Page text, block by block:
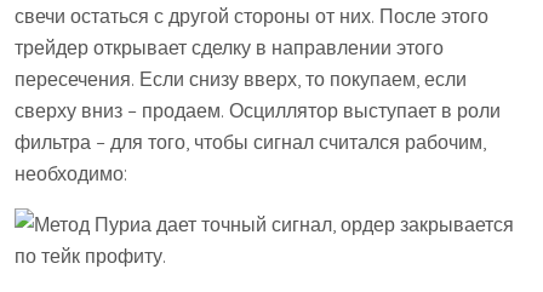
свечи остаться с другой стороны от них. После этого
трейдер открывает сделку в направлении этого
пересечения. Если снизу вверх, то покупаем, если
сверху вниз – продаем. Осциллятор выступает в роли
фильтра – для того, чтобы сигнал считался рабочим,
необходимо: